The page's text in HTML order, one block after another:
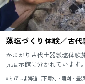
藻塩づくり体験／古
かまがり古代土器製塩体験
元展示館に分かれています
か...
#とびしま海道（下蒲刈・蒲刈・豊